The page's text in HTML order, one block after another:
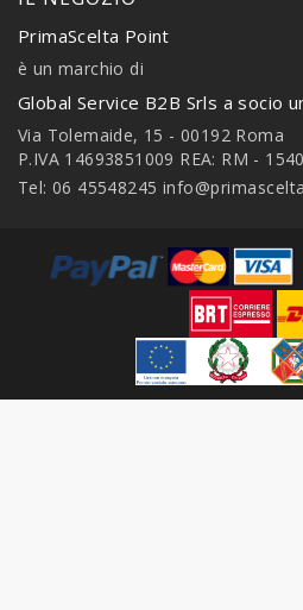
PrimaScelta Point
è un marchio di
Global Service B2B Srls a socio
Via Tolemaide, 15 - 00192 Roma
P.IVA 14693851009 REA: RM -
Tel: 06 45548245